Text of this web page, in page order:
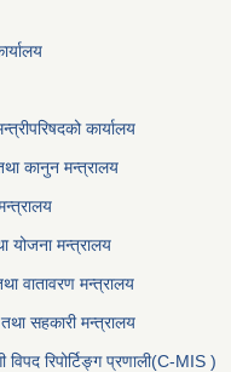
कार्यालय
कानुन मन्त्रालय
योजना मन्त्रालय
वातावरण मन्त्रालय
सहकारी मन्त्रालय
विपद रिपोर्टिङ्ग प्रणाली(C-MIS )